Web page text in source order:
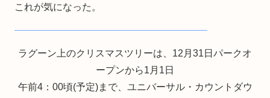
これが気になった。
ラグーン上のクリスマスツリーは、12月31日パークオ
ープンから1月1日
午前4：00頃(予定)まで、ユニバーサル・カウントダウ